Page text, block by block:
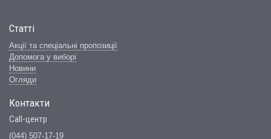
Статті
Акції та спеціальні пропозиції
Допомога у виборі
Новини
Огляди
Контакти
Call-центр
(044) 507-17-19